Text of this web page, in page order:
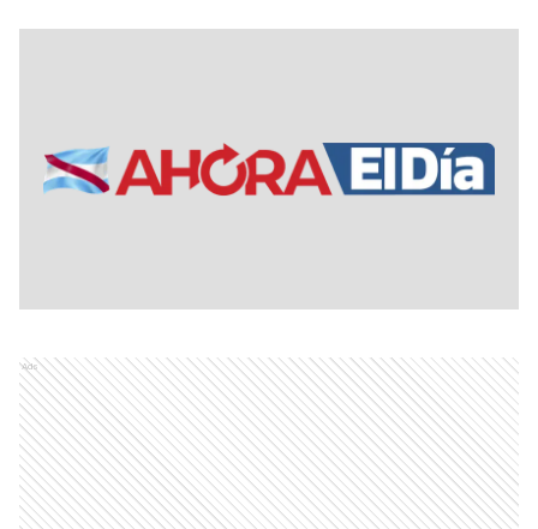
Ads